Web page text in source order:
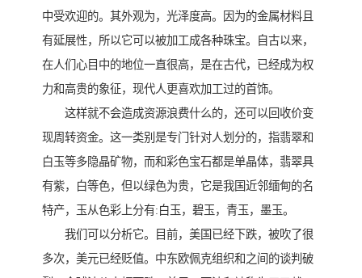
中受欢迎的。其外观为，光泽度高。因为的金属材料且
有延展性，所以它可以被加工成各种珠宝。自古以来，
在人们心目中的地位一直很高，是在古代，已经成为权
力和高贵的象征，现代人更喜欢加工过的首饰。
这样就不会造成资源浪费什么的，还可以回收价变
现周转资金。这一类别是专门针对人划分的，指翡翠和
白玉等多隐晶矿物，而和彩色宝石都是单晶体，翡翠具
有紫，白等色，但以绿色为贵，它是我国近邻缅甸的名
特产，玉从色彩上分有:白玉，碧玉，青玉，墨玉。
我们可以分析它。目前，美国已经下跌，被吹了很
多次，美元已经贬值。中东欧佩克组织和之间的谈判破